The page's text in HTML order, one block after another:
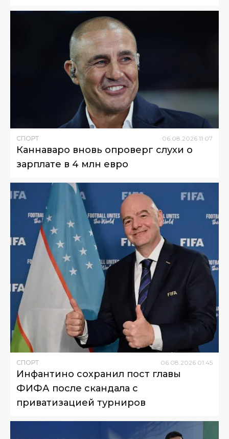
СПОРТ 06 08 2026 11:07
Каннаваро вновь опроверг слухи о
зарплате в 4 млн евро
СПОРТ 06.08.2026 01:45
Инфантино сохранил пост главы
ФИФА после скандала с
приватизацией турниров